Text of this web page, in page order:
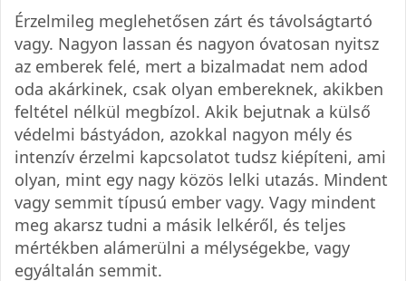
Érzelmileg meglehetősen zárt és távolságtartó
vagy. Nagyon lassan és nagyon óvatosan nyitsz
az emberek felé, mert a bizalmadat nem adod
oda akárkinek, csak olyan embereknek, akikben
feltétel nélkül megbízol. Akik bejutnak a külső
védelmi bástyádon, azokkal nagyon mély és
intenzív érzelmi kapcsolatot tudsz kiépíteni, ami
olyan, mint egy nagy közös lelki utazás. Mindent
vagy semmit típusú ember vagy. Vagy mindent
meg akarsz tudni a másik lelkéről, és teljes
mértékben alámerülni a mélységekbe, vagy
egyáltalán semmit.